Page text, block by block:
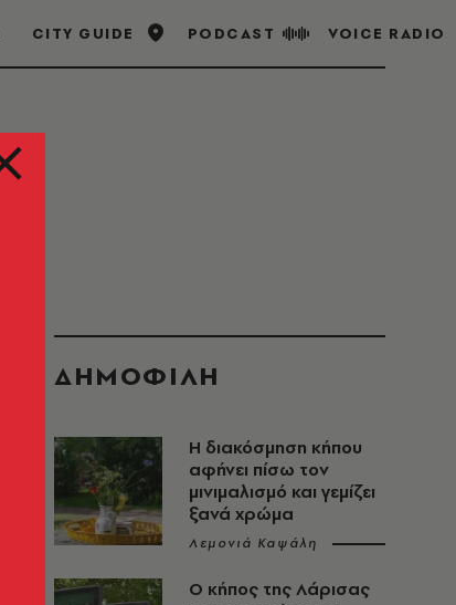
CITY GUIDE PODCAST VOICE RADIO
ΔΗΜΟΦΙΛΗ
Η διακόσμηση κήπου
αφήνει πίσω τον
μινιμαλισμό και γεμίζει
ξανά χρώμα
Λεμονιά Καψάλη
Ο κήπος της Λάρισας